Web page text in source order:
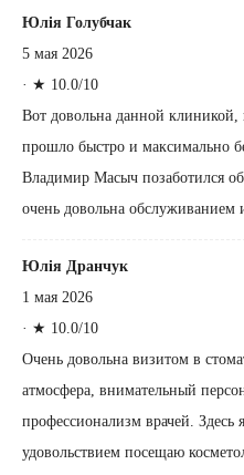
Юлія Голубчак
5 мая 2026
· ★ 10.0/10
Вот довольна данной клиникой,
прошло быстро и максимально
Владимир Масыч позаботился об
очень довольна обслуживанием
Юлія Дранчук
1 мая 2026
· ★ 10.0/10
Очень довольна визитом в
атмосфера, внимательный
профессионализм врачей. Здесь
удовольствием посещаю